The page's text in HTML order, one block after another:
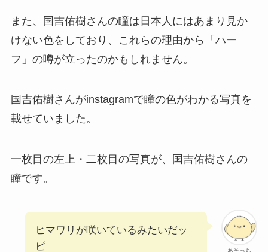
また、国吉佑樹さんの瞳は日本人にはあまり見か
けない色をしており、これらの理由から「ハー
フ」の噂が立ったのかもしれません。
国吉佑樹さんがinstagramで瞳の色がわかる写真を
載せていました。
一枚目の左上・二枚目の写真が、国吉佑樹さんの
瞳です。
あそっち
ヒマワリが咲いているみたいだッ
ピ